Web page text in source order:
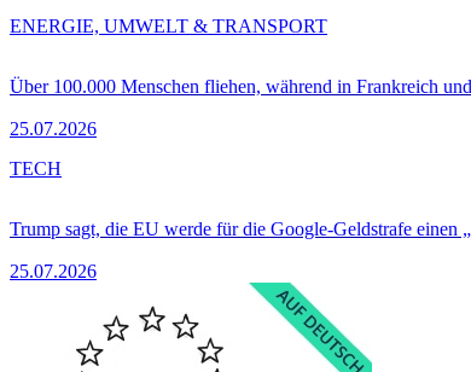
Über 100.000 Menschen fliehen, während in Frankreich
25.07.2026
ENERGIE, UMWELT & TRANSPORT
Trump sagt, die EU werde für die Google-Geldstrafe einen
25.07.2026
TECH